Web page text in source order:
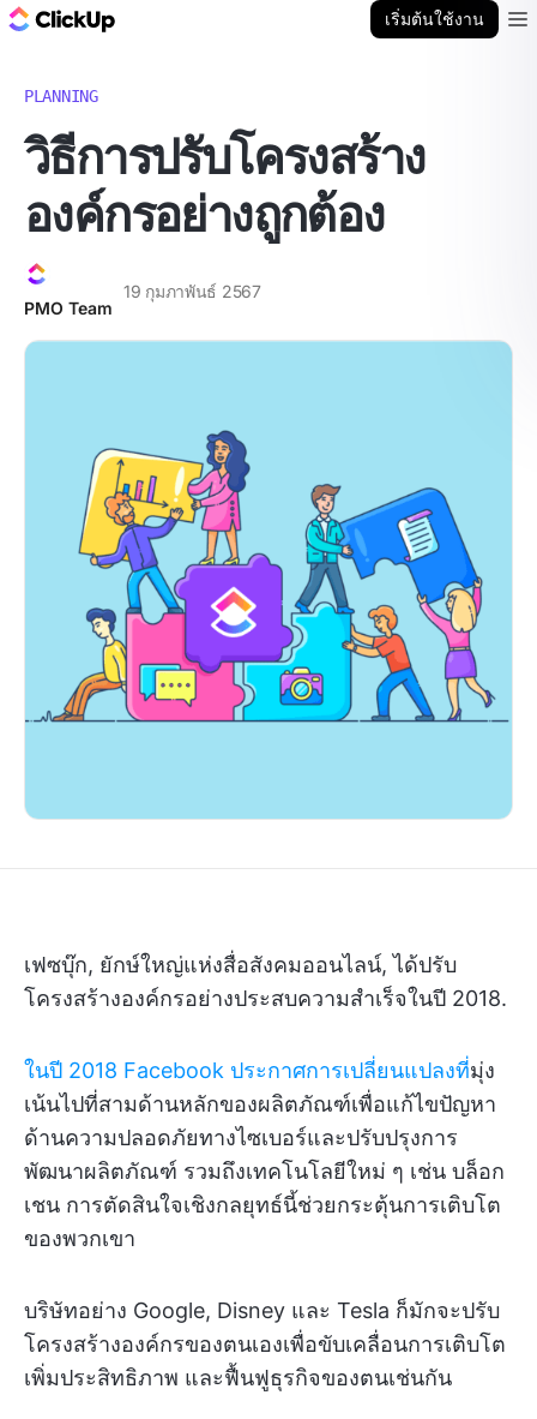
เริ่มต้นใช้งาน
PLANNING
วิธีการปรับโครงสร้าง
องค์กรอย่างถูกต้อง
PMO Team
19 กุมภาพันธ์ 2567
เฟซบุ๊ก, ยักษ์ใหญ่แห่งสื่อสังคมออนไลน์, ได้ปรับ
โครงสร้างองค์กรอย่างประสบความสำเร็จในปี 2018.
ในปี 2018 Facebook ประกาศการเปลี่ยนแปลงที่มุ่ง
เน้นไปที่สามด้านหลักของผลิตภัณฑ์เพื่อแก้ไขปัญหา
ด้านความปลอดภัยทางไซเบอร์และปรับปรุงการ
พัฒนาผลิตภัณฑ์ รวมถึงเทคโนโลยีใหม่ ๆ เช่น บล็อก
เชน การตัดสินใจเชิงกลยุทธ์นี้ช่วยกระตุ้นการเติบโต
ของพวกเขา
บริษัทอย่าง Google, Disney และ Tesla ก็มักจะปรับ
โครงสร้างองค์กรของตนเองเพื่อขับเคลื่อนการเติบโต
เพิ่มประสิทธิภาพ และฟื้นฟูธุรกิจของตนเช่นกัน